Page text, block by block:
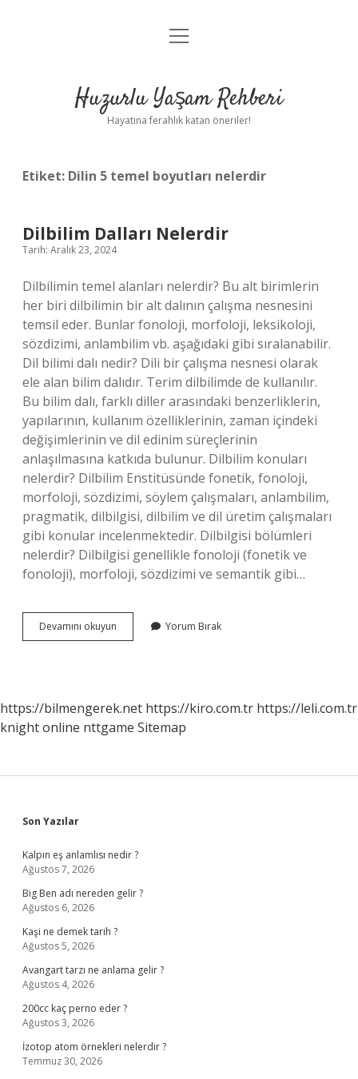
Anasayfa
Yasal Uyarı
menüyü
Huzurlu Yaşam Rehberi
Hayatına ferahlık katan öneriler!
Etiket: Dilin 5 temel boyutları nelerdir
Dilbilim Dalları Nelerdir
Tarih: Aralık 23, 2024
Dilbilimin temel alanları nelerdir? Bu alt birimlerin
her biri dilbilimin bir alt dalının çalışma nesnesini
temsil eder. Bunlar fonoloji, morfoloji, leksikoloji,
sözdizimi, anlambilim vb. aşağıdaki gibi sıralanabilir.
Dil bilimi dalı nedir? Dili bir çalışma nesnesi olarak
ele alan bilim dalıdır. Terim dilbilimde de kullanılır.
Bu bilim dalı, farklı diller arasındaki benzerliklerin,
yapılarının, kullanım özelliklerinin, zaman içindeki
değişimlerinin ve dil edinim süreçlerinin
anlaşılmasına katkıda bulunur. Dilbilim konuları
nelerdir? Dilbilim Enstitüsünde fonetik, fonoloji,
morfoloji, sözdizimi, söylem çalışmaları, anlambilim,
pragmatik, dilbilgisi, dilbilim ve dil üretim çalışmaları
gibi konular incelenmektedir. Dilbilgisi bölümleri
nelerdir? Dilbilgisi genellikle fonoloji (fonetik ve
fonoloji), morfoloji, sözdizimi ve semantik gibi…
Devamını okuyun
Dalları
Yorum Bırak
https://bilmengerek.net https://kiro.com.tr https://leli.com.tr
knight online nttgame Sitemap
Sidebar
Son Yazılar
Kalpın eş anlamlısı nedir ?
Ağustos 7, 2026
Big Ben adı nereden gelir ?
Ağustos 6, 2026
Kaşi ne demek tarih ?
Ağustos 5, 2026
Avangart tarzı ne anlama gelir ?
Ağustos 4, 2026
200cc kaç perno eder ?
Ağustos 3, 2026
İzotop atom örnekleri nelerdir ?
Temmuz 30, 2026